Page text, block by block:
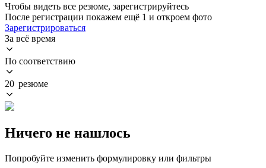
Чтобы видеть все резюме, зарегистрируйтесь
После регистрации покажем ещё 1 и откроем фото
Зарегистрироваться
За всё время
По соответствию
20 резюме
Ничего не нашлось
Попробуйте изменить формулировку или фильтры